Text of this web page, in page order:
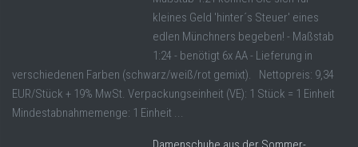
kleines Geld 'hinter´s Steuer' eines
edlen Münchners begeben! - Maßstab
1:24 - benötigt 6x AA - Lieferung in
verschiedenen Farben (schwarz/weiß/rot gemixt). Nettopreis: 9,34
EUR/Stück + 19% MwSt. Verpackungseinheit (VE): 1 Stück = 1 Einheit
Mindestabnahmemenge: 1 Einheit ...